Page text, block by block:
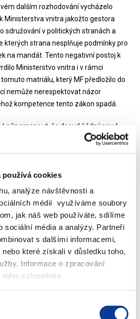
používá cookies
analýze návštěvnosti a
médií využíváme soubory
jak náš web používáte, sdílíme
sociální média a analýzy. Partneři
s dalšími informacemi,
které získali v důsledku toho,
Informace o zpracování
mfcr.cz/cookies.
dalším rozhodování vycházelo
Ministerstva vnitra jakožto gestora
sdružování v politických stranách a
kterých strana nesplňuje podmínky pro
na mandát. Tento negativní postoj k
Ministerstvo vnitra i v rámci
matriálu, který MF předložilo do
nemůže nerespektovat názor
kompetence tento zákon spadá.
připomenout, že dosud žádný soud
SNK ED či SD-SN má na příspěvek
6 měsíců ignoroval nález
příspěvku na mandát dne
rozkladu proti rozhodnutí
o takovém rozkladu rozhodovat
rozhodl o rozkladech podaných SD-SN
strany SNK Evropští demokraté
rozkladové komise - jejímiž členy
okruh zaměstnanců MF - zamítnout,